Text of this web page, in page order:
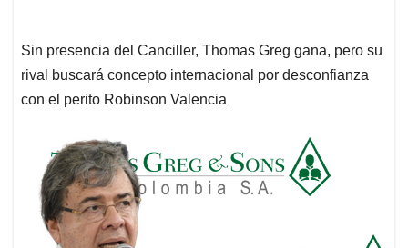
Sin presencia del Canciller, Thomas Greg gana, pero su
rival buscará concepto internacional por desconfianza
con el perito Robinson Valencia